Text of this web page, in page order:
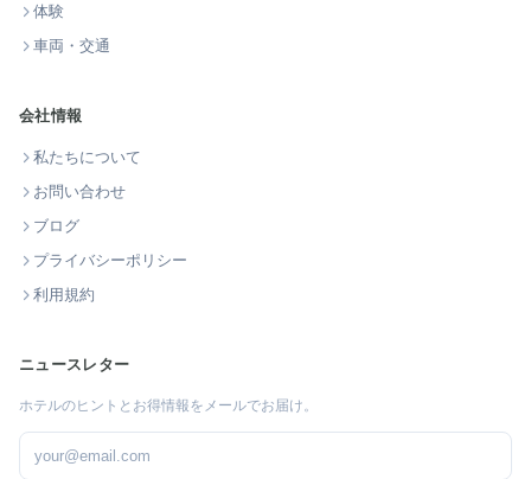
体験
車両・交通
会社情報
私たちについて
お問い合わせ
ブログ
プライバシーポリシー
利用規約
ニュースレター
ホテルのヒントとお得情報をメールでお届け。